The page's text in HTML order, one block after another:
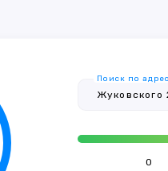
Поиск по
0